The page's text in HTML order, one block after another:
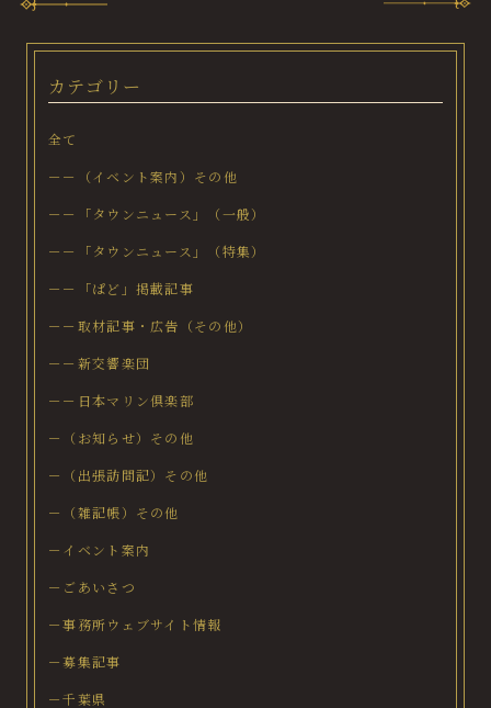
カテゴリー
全て
－－（イベント案内）その他
－－「タウンニュース」（一般）
－－「タウンニュース」（特集）
－－「ぱど」掲載記事
－－取材記事・広告（その他）
－－新交響楽団
－－日本マリン倶楽部
－（お知らせ）その他
－（出張訪問記）その他
－（雑記帳）その他
－イベント案内
－ごあいさつ
－事務所ウェブサイト情報
－募集記事
－千葉県